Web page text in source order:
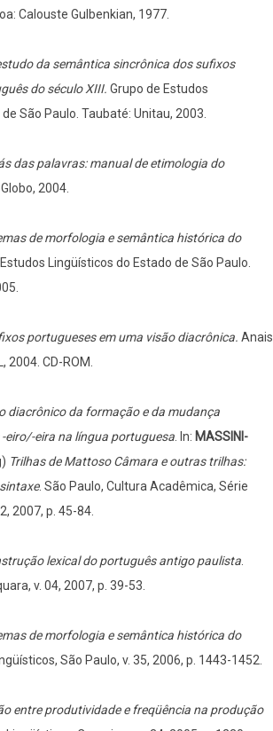
Calouste Gulbenkian, 1977.
da semântica sincrônica dos sufixos
do século XIII. Grupo de Estudos
São Paulo. Taubaté: Unitau, 2003.
das palavras: manual de etimologia do
2004.
de morfologia e semântica histórica do
Lingüísticos do Estado de São Paulo.
portugueses em uma visão diacrônica. Anais
2004. CD-ROM.
diacrônico da formação e da mudança
eiro/-eira na língua portuguesa . In: MASSINI-
Trilhas de Mattoso Câmara e outras trilhas:
. São Paulo, Cultura Acadêmica, Série
2007, p. 45-84.
lexical do português antigo paulista
v. 04, 2007, p. 39-53.
de morfologia e semântica histórica do
São Paulo, v. 35, 2006, p. 1443-1452.
entre produtividade e freqüência na produção